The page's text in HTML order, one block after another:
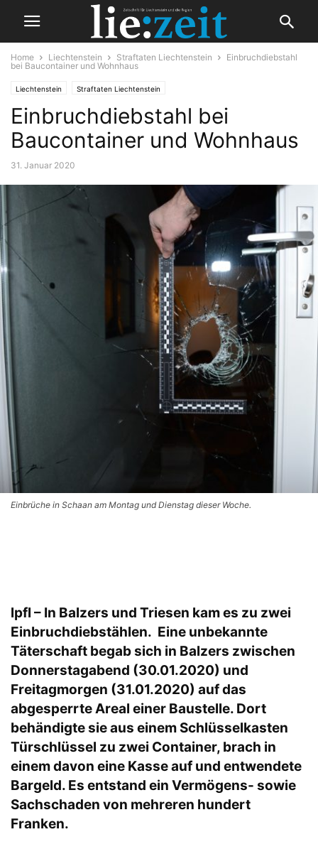
Home Liechtenstein Straftaten Liechtenstein
Einbruchdiebstahl
bei Baucontainer und Wohnhaus
Liechtenstein Straftaten Liechtenstein
Einbruchdiebstahl bei
Baucontainer und Wohnhaus
31. Januar 2020
Einbrüche in Schaan am Montag und Dienstag dieser Woche.
lpfl – In Balzers und Triesen kam es zu zwei
Einbruchdiebstählen. Eine unbekannte
Täterschaft begab sich in Balzers zwischen
Donnerstagabend (30.01.2020) und
Freitagmorgen (31.01.2020) auf das
abgesperrte Areal einer Baustelle. Dort
behändigte sie aus einem Schlüsselkasten
Türschlüssel zu zwei Container, brach in
einem davon eine Kasse auf und entwendete
Bargeld. Es entstand ein Vermögens- sowie
Sachschaden von mehreren hundert
Franken.